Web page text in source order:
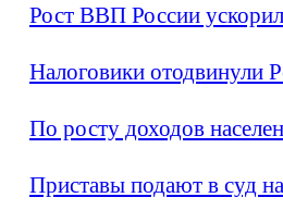
Рост ВВП России
Налоговики отодвинули
По росту доходов
Приставы подают в суд